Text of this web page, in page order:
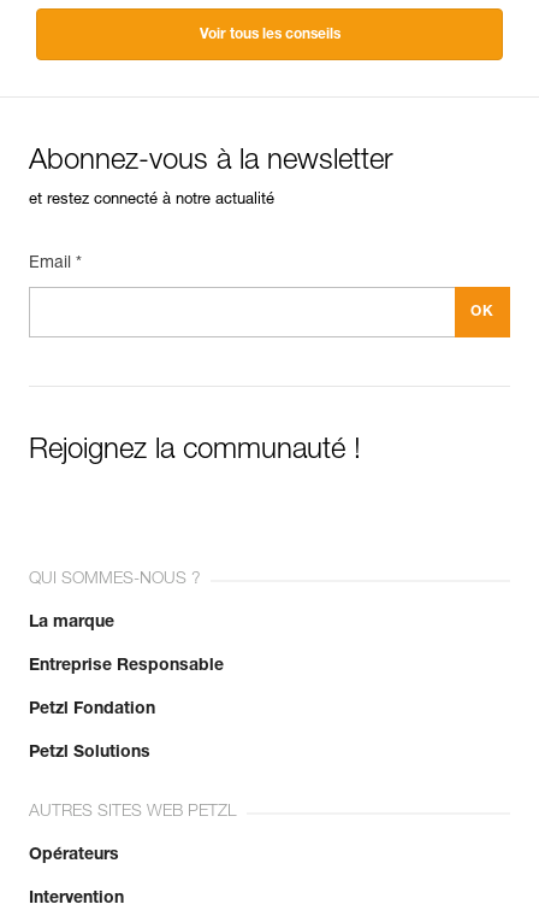
Voir tous les conseils
Abonnez-vous à la newsletter
et restez connecté à notre actualité
Email *
Rejoignez la communauté !
QUI SOMMES-NOUS ?
La marque
Entreprise Responsable
Petzl Fondation
Petzl Solutions
AUTRES SITES WEB PETZL
Opérateurs
Intervention